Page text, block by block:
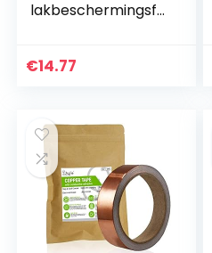
lakbeschermingsfo
€14.77